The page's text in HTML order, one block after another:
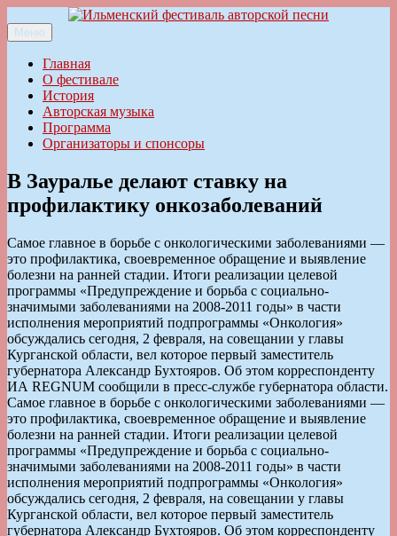
к
содержимому
Ильменский фестиваль авторской песни
Меню
Главная
О фестивале
История
Авторская музыка
Программа
Организаторы и спонсоры
В Зауралье делают ставку на
профилактику онкозаболеваний
Самое главное в борьбе с онкологическими заболеваниями —
это профилактика, своевременное обращение и выявление
болезни на ранней стадии. Итоги реализации целевой
программы «Предупреждение и борьба с социально-
значимыми заболеваниями на 2008-2011 годы» в части
исполнения мероприятий подпрограммы «Онкология»
обсуждались сегодня, 2 февраля, на совещании у главы
Курганской области, вел которое первый заместитель
губернатора Александр Бухтояров. Об этом корреспонденту
ИА REGNUM сообщили в пресс-службе губернатора области.
Самое главное в борьбе с онкологическими заболеваниями —
это профилактика, своевременное обращение и выявление
болезни на ранней стадии. Итоги реализации целевой
программы «Предупреждение и борьба с социально-
значимыми заболеваниями на 2008-2011 годы» в части
исполнения мероприятий подпрограммы «Онкология»
обсуждались сегодня, 2 февраля, на совещании у главы
Курганской области, вел которое первый заместитель
губернатора Александр Бухтояров. Об этом корреспонденту